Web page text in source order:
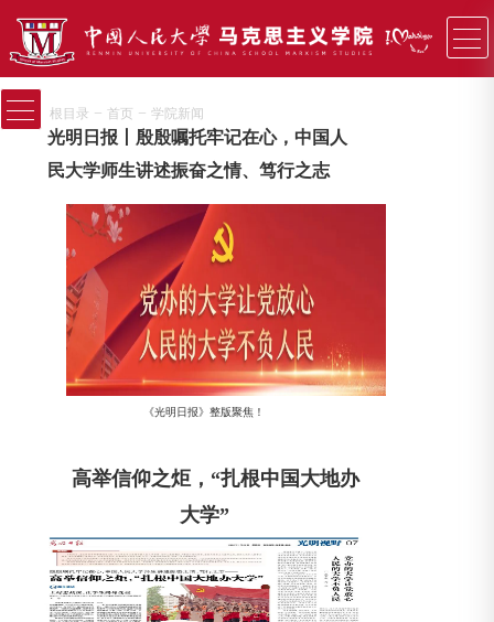
根目录 − 首页 − 学院新闻
光明日报丨殷殷嘱托牢记在心，中国人
民大学师生讲述振奋之情、笃行之志
《光明日报》整版聚焦！
高举信仰之炬，“扎根中国大地办
大学”